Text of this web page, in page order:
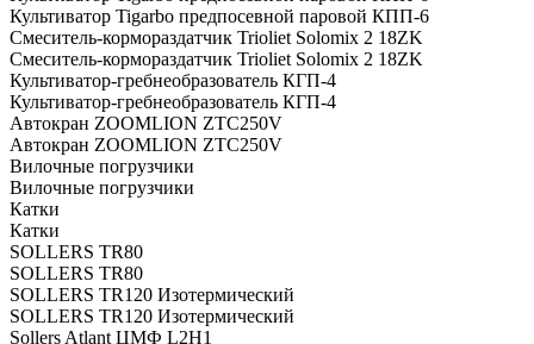
Культиватор Tigarbo предпосевной паровой КПП-6
Смеситель-кормораздатчик Trioliet Solomix 2 18ZK
Смеситель-кормораздатчик Trioliet Solomix 2 18ZK
Культиватор-гребнеобразователь КГП-4
Культиватор-гребнеобразователь КГП-4
Автокран ZOOMLION ZTC250V
Автокран ZOOMLION ZTC250V
Вилочные погрузчики
Вилочные погрузчики
Катки
Катки
SOLLERS TR80
SOLLERS TR80
SOLLERS TR120 Изотермический
SOLLERS TR120 Изотермический
Sollers Atlant ЦМФ L2H1